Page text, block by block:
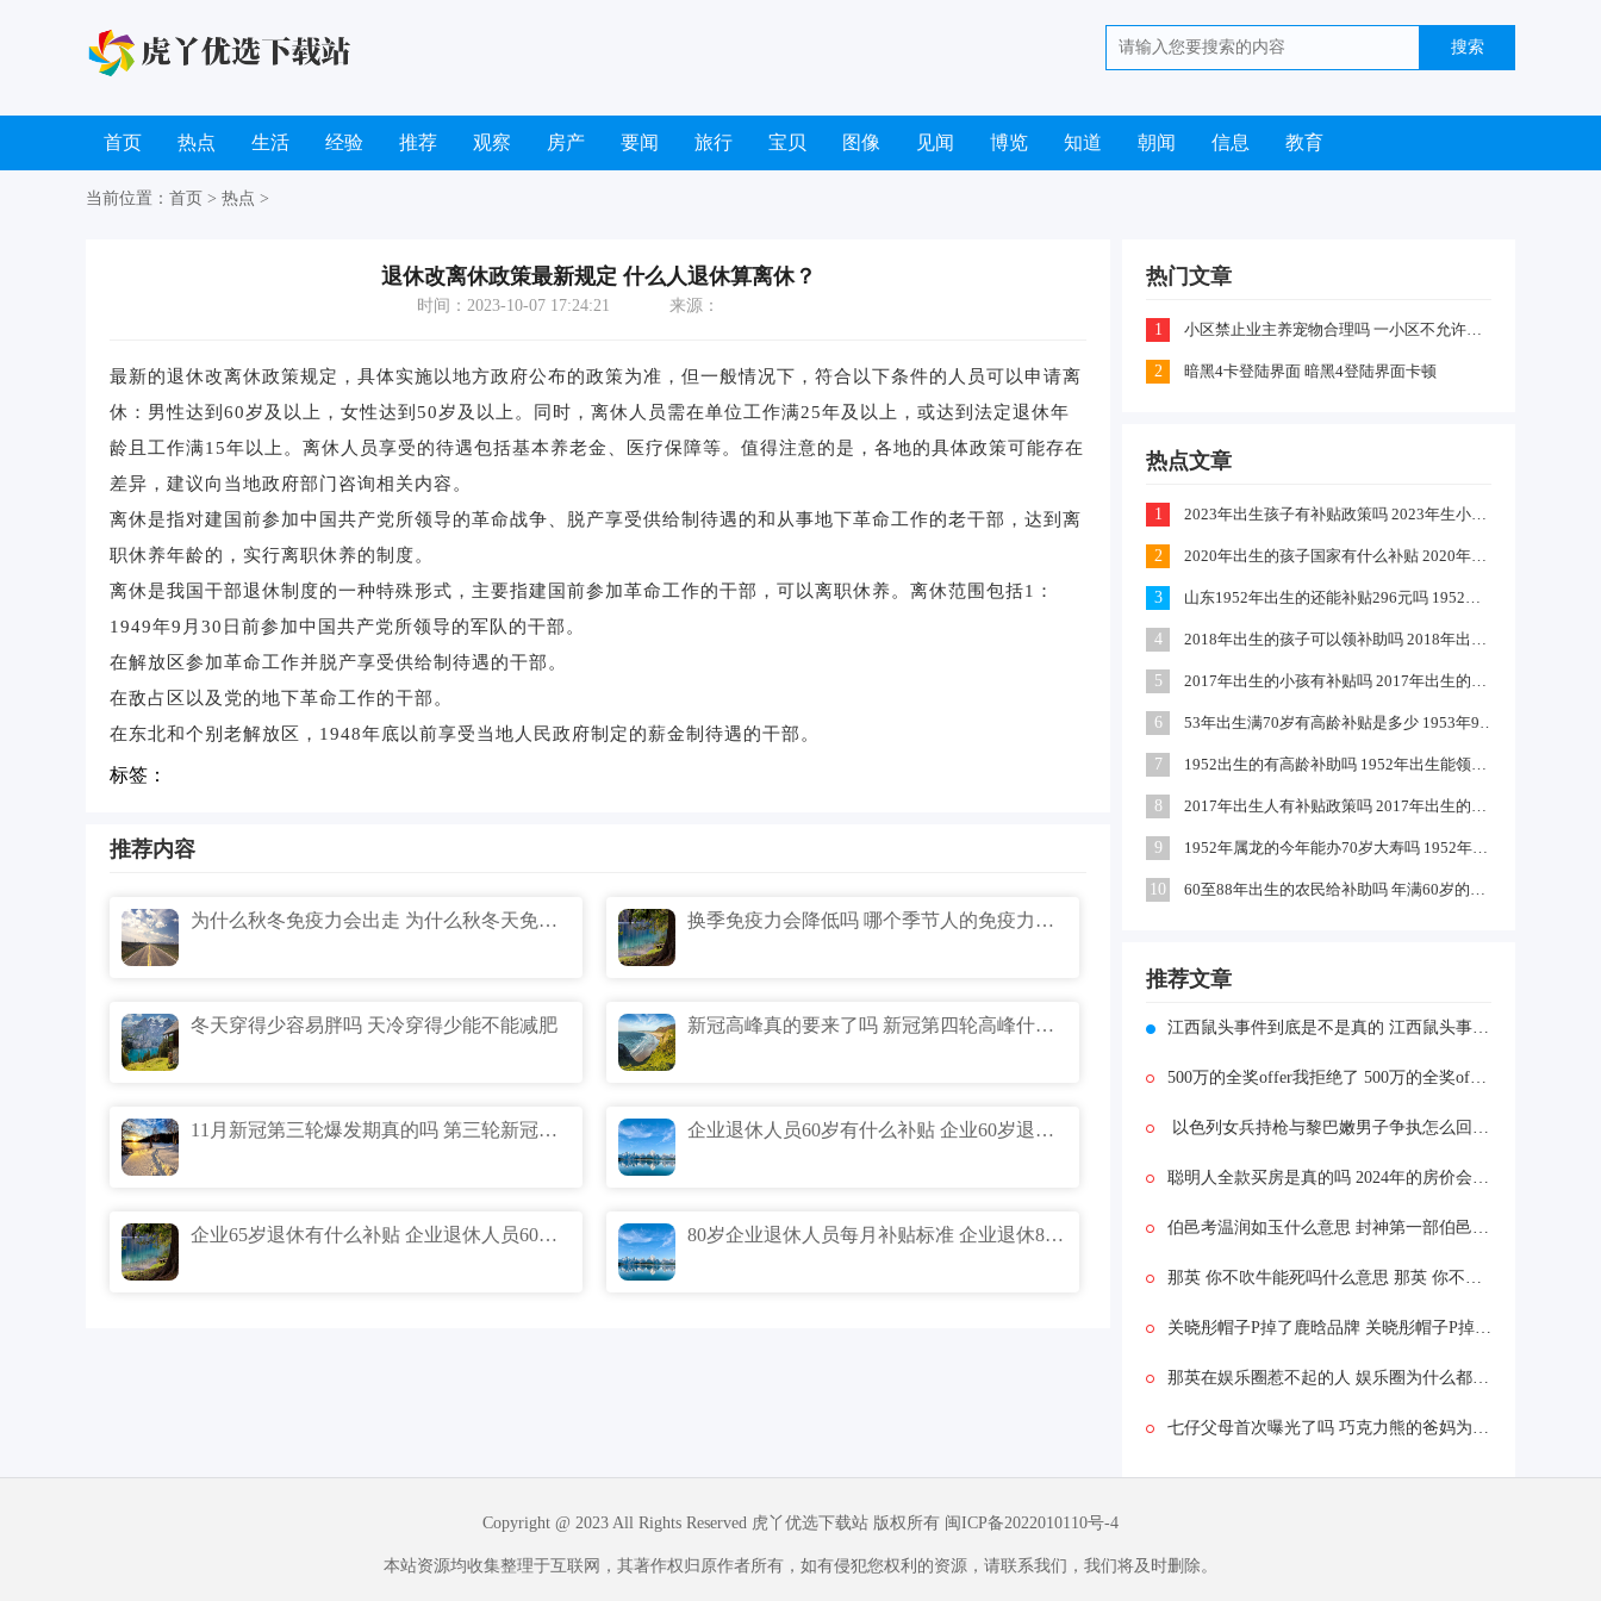
首页 热点 生活 经验 推荐 观察 房产 要闻 旅行 宝贝 图像 见闻 博览 知道 朝闻 信息 教育
当前位置： 首页 > 热点 >
退休改离休政策最新规定 什么人退休算离休？
时间：2023-10-07 17:24:21 来源：
最新的退休改离休政策规定，具体实施以地方政府公布的政策为准，但一般情况下，符合以下条件的人员可以申请离
休：男性达到60岁及以上，女性达到50岁及以上。同时，离休人员需在单位工作满25年及以上，或达到法定退休年
龄且工作满15年以上。离休人员享受的待遇包括基本养老金、医疗保障等。值得注意的是，各地的具体政策可能存在
差异，建议向当地政府部门咨询相关内容。
离休是指对建国前参加中国共产党所领导的革命战争、脱产享受供给制待遇的和从事地下革命工作的老干部，达到离
职休养年龄的，实行离职休养的制度。
离休是我国干部退休制度的一种特殊形式，主要指建国前参加革命工作的干部，可以离职休养。离休范围包括1：
1949年9月30日前参加中国共产党所领导的军队的干部。
在解放区参加革命工作并脱产享受供给制待遇的干部。
在敌占区以及党的地下革命工作的干部。
在东北和个别老解放区，1948年底以前享受当地人民政府制定的薪金制待遇的干部。
标签：
推荐内容
为什么秋冬免疫力会出走 为什么秋冬天免疫力下降 换季免疫力会降低吗 哪个季节人的免疫力最低
冬天穿得少容易胖吗 天冷穿得少能不能减肥 新冠高峰真的要来了吗 新冠第四轮高峰什么时候
11月新冠第三轮爆发期真的吗 第三轮新冠爆发时间预测什么时候 企业退休人员60岁有什么补贴 企业60岁退休补贴标准
企业65岁退休有什么补贴 企业退休人员60周岁补钱吗 80岁企业退休人员每月补贴标准 企业退休80岁能拿多少补贴
热门文章
1 小区禁止业主养宠物合理吗 一小区不允许业主喂养猫咪和狗狗是怎么回事
2 暗黑4卡登陆界面 暗黑4登陆界面卡顿
热点文章
1 2023年出生孩子有补贴政策吗 2023年生小孩有什么补贴政策
2 2020年出生的孩子国家有什么补贴 2020年农村出生的孩子有补贴吗
3 山东1952年出生的还能补贴296元吗 1952出生是否享受高龄补助
4 2018年出生的孩子可以领补助吗 2018年出生的孩子政府有补贴吗
5 2017年出生的小孩有补贴吗 2017年出生的可以领取生育津贴吗
6 53年出生满70岁有高龄补贴是多少 1953年9月出生的有高龄补助吗
7 1952出生的有高龄补助吗 1952年出生能领到70年高龄钱吗
8 2017年出生人有补贴政策吗 2017年出生的小孩独生子女国家有补助吗
9 1952年属龙的今年能办70岁大寿吗 1952年属龙啥时过70大寿
10 60至88年出生的农民给补助吗 年满60岁的农民每月补助多少钱
推荐文章
江西鼠头事件到底是不是真的 江西鼠头事件到底是不是真的假的呀
500万的全奖offer我拒绝了 500万的全奖offer我拒绝了为什么
以色列女兵持枪与黎巴嫩男子争执怎么回事 以色列女兵持枪与黎巴嫩男子争执什么情况
聪明人全款买房是真的吗 2024年的房价会怎么样
伯邑考温润如玉什么意思 封神第一部伯邑考被做成肉饼吗
那英 你不吹牛能死吗什么意思 那英 你不吹牛能死吗什么情况
关晓彤帽子P掉了鹿晗品牌 关晓彤帽子P掉了鹿晗品牌为什么
那英在娱乐圈惹不起的人 娱乐圈为什么都怕那英
七仔父母首次曝光了吗 巧克力熊的爸妈为啥是黑白的
Copyright @ 2023 All Rights Reserved 虎丫优选下载站 版权所有 闽ICP备2022010110号-4
本站资源均收集整理于互联网，其著作权归原作者所有，如有侵犯您权利的资源，请联系我们，我们将及时删除。